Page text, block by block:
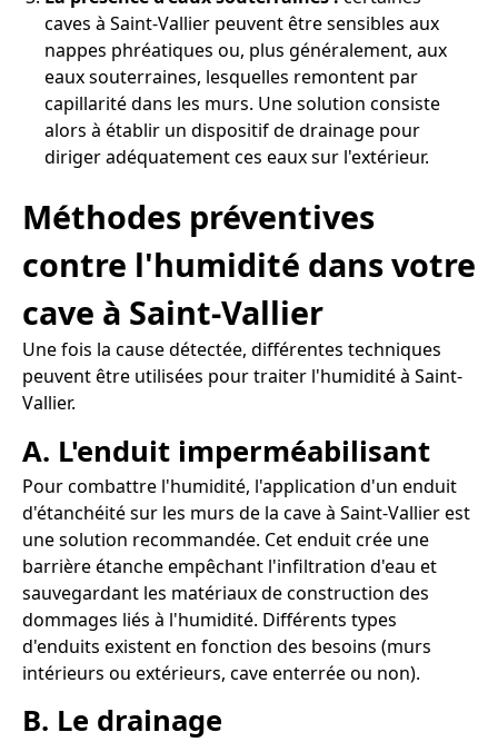
caves à Saint-Vallier peuvent être sensibles aux
nappes phréatiques ou, plus généralement, aux
eaux souterraines, lesquelles remontent par
capillarité dans les murs. Une solution consiste
alors à établir un dispositif de drainage pour
diriger adéquatement ces eaux sur l'extérieur.
Méthodes préventives
contre l'humidité dans votre
cave à Saint-Vallier
Une fois la cause détectée, différentes techniques
peuvent être utilisées pour traiter l'humidité à Saint-
Vallier.
A. L'enduit imperméabilisant
Pour combattre l'humidité, l'application d'un enduit
d'étanchéité sur les murs de la cave à Saint-Vallier est
une solution recommandée. Cet enduit crée une
barrière étanche empêchant l'infiltration d'eau et
sauvegardant les matériaux de construction des
dommages liés à l'humidité. Différents types
d'enduits existent en fonction des besoins (murs
intérieurs ou extérieurs, cave enterrée ou non).
B. Le drainage